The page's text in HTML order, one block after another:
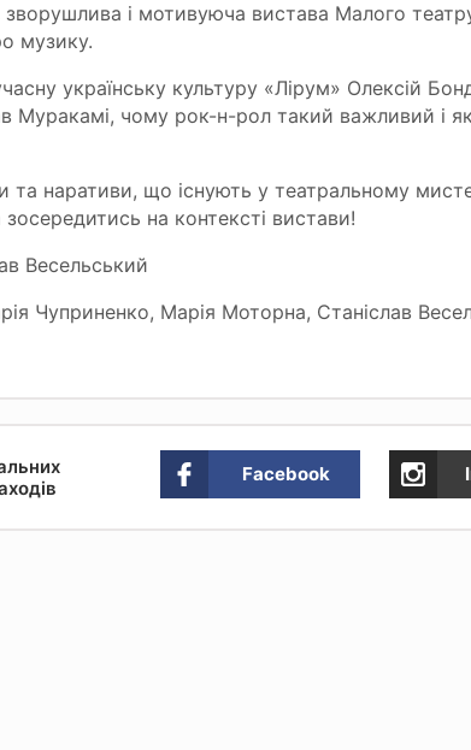
зворушлива і мотивуюча вистава Малого
музику.
українську культуру «Лірум» Олексій
Муракамі, чому рок-н-рол такий важливий і як
та наративи, що існують у театральному
на контексті вистави!
Весельський
Чуприненко, Марія Моторна, Станіслав
Facebook